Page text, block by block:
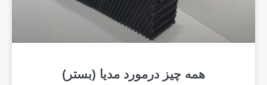
همه چیز درمورد مدیا (بستر)